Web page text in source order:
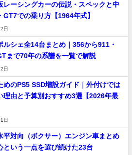
レーシングカーの伝説・スペックと中
GT7での乗り方【1964年式】
日
ルシェ全14台まとめ｜356から911・
まで70年の系譜を一覧で解説
日
めのPS5 SSD増設ガイド｜外付けでは
理由と予算別おすすめ3選【2026年最
日
平対向（ボクサー）エンジン車まとめ
という一点を選び続けた23台